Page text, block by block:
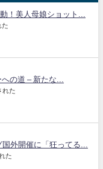
！美人母娘ショット...
た
の道 – 新たな...
れた
外開催に「狂ってる...
た